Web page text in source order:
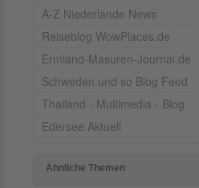
A-Z Niederlande News
Reiseblog WowPlaces.de
Ermland-Masuren-Journal.de
Schweden und so Blog Feed
Thailand - Multimedia - Blog
Edersee Aktuell
Ähnliche Themen